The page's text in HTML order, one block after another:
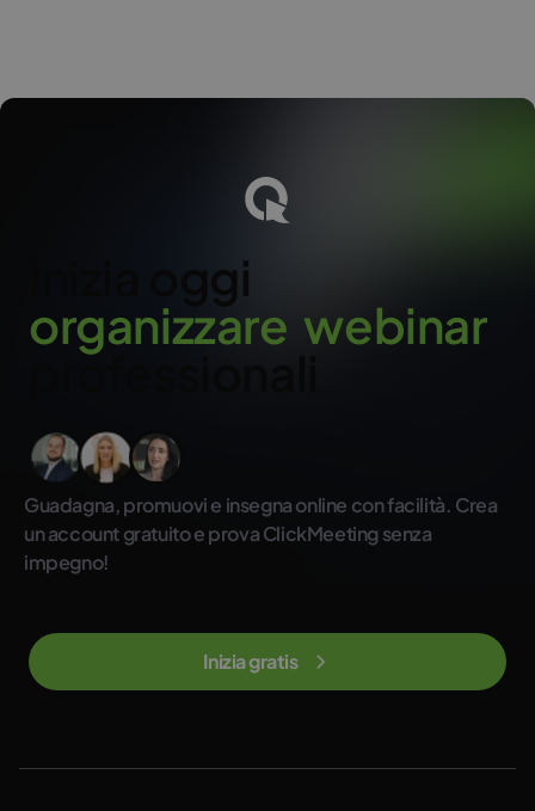
o
Inizia oggi
organizzare webinar
professionali
Guadagna, promuovi e insegna online con facilità. Crea
un account gratuito e prova ClickMeeting senza
impegno!
Inizia gratis